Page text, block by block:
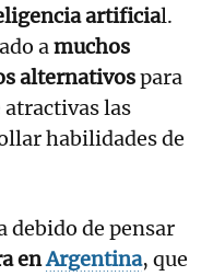
artificial.
amuchos
alternativospara
las
habilidades de
debido de pensar
enArgentina, que